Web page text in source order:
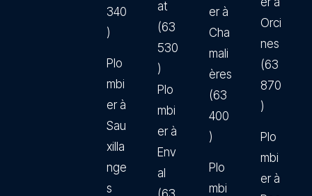
340
)
Plo
mbi
er à
Sau
xilla
nge
s
at
(63
530
)
Plo
mbi
er à
Env
al
er à
Cha
mali
ères
(63
400
)
Plo
mbi
Orci
nes
(63
870
)
Plo
mbi
er à